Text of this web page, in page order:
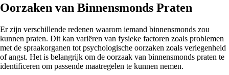
Oorzaken van Binnensmonds Praten
Er zijn verschillende redenen waarom iemand binnensmonds zou
kunnen praten. Dit kan variëren van fysieke factoren zoals problemen
met de spraakorganen tot psychologische oorzaken zoals verlegenheid
of angst. Het is belangrijk om de oorzaak van binnensmonds praten te
identificeren om passende maatregelen te kunnen nemen.